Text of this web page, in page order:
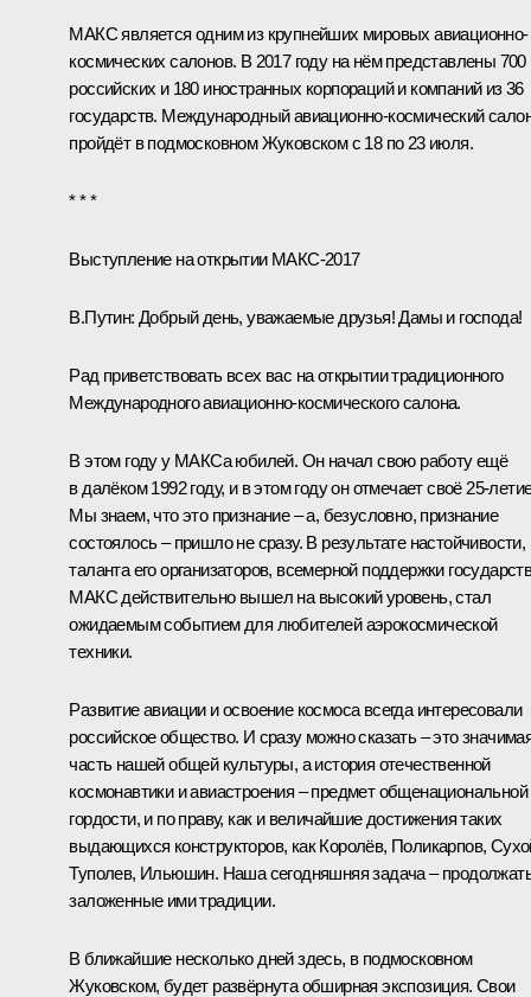
МАКС является одним из крупнейших мировых авиационно-
космических салонов. В 2017 году на нём представлены 700
российских и 180 иностранных корпораций и компаний из 36
государств. Международный авиационно-космический
пройдёт в подмосковном Жуковском с 18 по 23 июля.
* * *
Выступление на открытии МАКС-2017
В.Путин: Добрый день, уважаемые друзья! Дамы и господа!
Рад приветствовать всех вас на открытии традиционного
Международного авиационно-космического салона.
В этом году у МАКСа юбилей. Он начал свою работу ещё
в далёком 1992 году, и в этом году он отмечает своё 25-
Мы знаем, что это признание – а, безусловно, признание
состоялось – пришло не сразу. В результате настойчивости,
таланта его организаторов, всемерной поддержки
МАКС действительно вышел на высокий уровень, стал
ожидаемым событием для любителей аэрокосмической
техники.
Развитие авиации и освоение космоса всегда интересовали
российское общество. И сразу можно сказать – это
часть нашей общей культуры, а история отечественной
космонавтики и авиастроения – предмет общенациональной
гордости, и по праву, как и величайшие достижения таких
выдающихся конструкторов, как Королёв, Поликарпов,
Туполев, Ильюшин. Наша сегодняшняя задача –
заложенные ими традиции.
В ближайшие несколько дней здесь, в подмосковном
Жуковском, будет развёрнута обширная экспозиция. Свои